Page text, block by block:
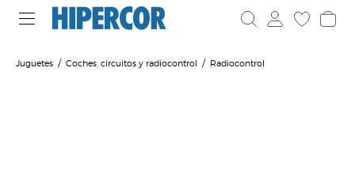
Juguetes Coches, circuitos y radiocontrol Radiocontrol